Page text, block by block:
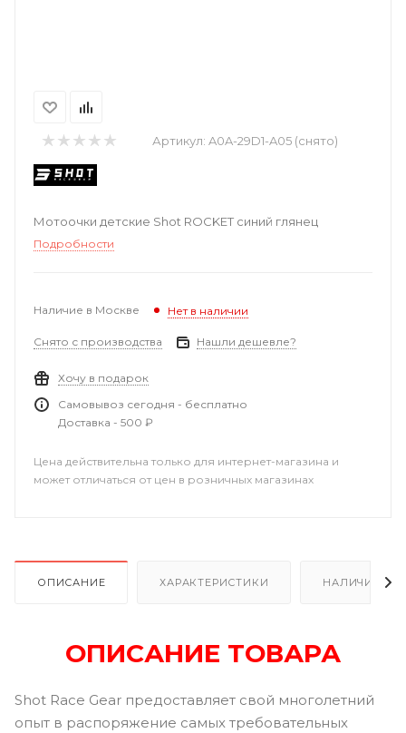
Артикул: A0A-29D1-A05 (снято)
Мотоочки детские Shot ROCKET синий глянец
Подробности
Наличие в Москве Нет в наличии
Снято с производства Нашли дешевле?
Хочу в подарок
Самовывоз сегодня - бесплатно
Доставка - 500 ₽
Цена действительна только для интернет-магазина и
может отличаться от цен в розничных магазинах
ОПИСАНИЕ ХАРАКТЕРИСТИКИ НАЛИЧИЕ
ОПИСАНИЕ ТОВАРА
Shot Race Gear предоставляет свой многолетний
опыт в распоряжение самых требовательных